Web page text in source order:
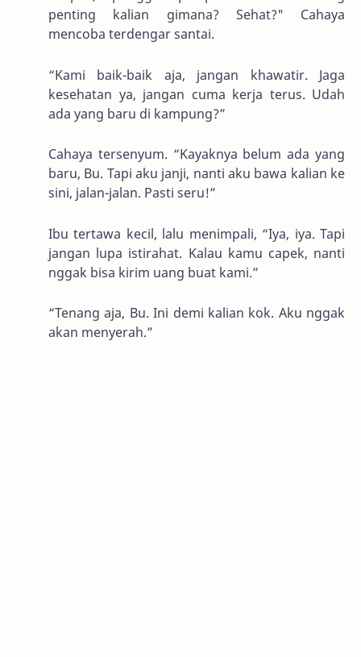
penting kalian gimana? Sehat?" Cahaya
mencoba terdengar santai.
“Kami baik-baik aja, jangan khawatir. Jaga
kesehatan ya, jangan cuma kerja terus. Udah
ada yang baru di kampung?”
Cahaya tersenyum. “Kayaknya belum ada yang
baru, Bu. Tapi aku janji, nanti aku bawa kalian ke
sini, jalan-jalan. Pasti seru!”
Ibu tertawa kecil, lalu menimpali, “Iya, iya. Tapi
jangan lupa istirahat. Kalau kamu capek, nanti
nggak bisa kirim uang buat kami.”
“Tenang aja, Bu. Ini demi kalian kok. Aku nggak
akan menyerah.”